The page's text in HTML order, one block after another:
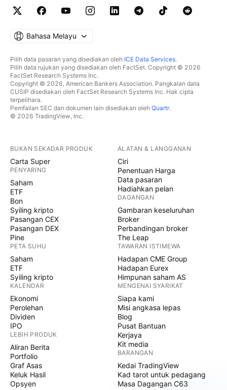
Bahasa Melayu
Pilih data pasaran yang disediakan oleh ICE Data Services.
Pilih data rujukan yang disediakan oleh FactSet. Copyright © 2026
FactSet Research Systems Inc.
Copyright © 2026, American Bankers Association. Pangkalan data
CUSIP disediakan oleh FactSet Research Systems Inc. Hak cipta
terpelihara.
Pemfailan SEC dan dokumen lain disediakan oleh Quartr.
© 2026 TradingView, Inc.
BUKAN SEKADAR PRODUK
Carta Super
PENYARING
Saham
ETF
Bon
Syiling kripto
Pasangan CEX
Pasangan DEX
Pine
PETA SUHU
Saham
ETF
Syiling kripto
KALENDAR
Ekonomi
Perolehan
Dividen
IPO
LEBIH PRODUK
Aliran Berita
Portfolio
Graf Asas
Keluk Hasil
Opsyen
ALATAN & LANGGANAN
Ciri
Penentuan Harga
Data pasaran
Hadiahkan pelan
DAGANGAN
Gambaran keseluruhan
Broker
Perbandingan broker
The Leap
TAWARAN ISTIMEWA
Hadapan CME Group
Hadapan Eurex
Himpunan saham AS
MENGENAI SYARIKAT
Siapa kami
Misi angkasa lepas
Blog
Pusat Bantuan
Kerjaya
Kit media
BARANGAN
Kedai TradingView
Kad tarot untuk pedagang
Masa Dagangan C63